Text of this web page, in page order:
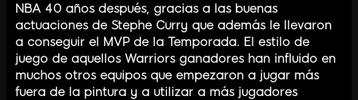
NBA 40 años después, gracias a las buenas
actuaciones de Stephe Curry que además le llevaron
a conseguir el MVP de la Temporada. El estilo de
juego de aquellos Warriors ganadores han influido en
muchos otros equipos que empezaron a jugar más
fuera de la pintura y a utilizar a más jugadores